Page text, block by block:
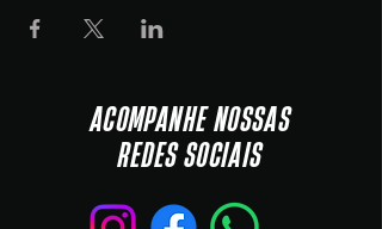
ACOMPANHE NOSSAS
REDES SOCIAIS